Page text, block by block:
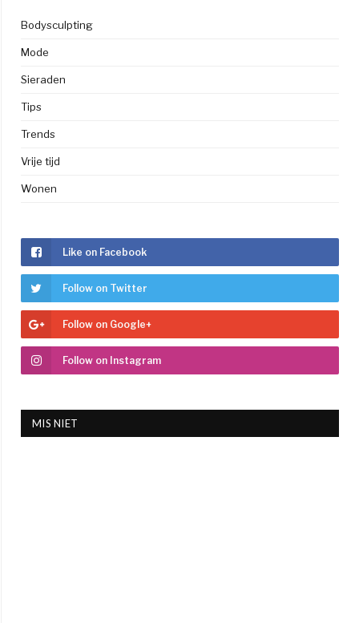
Bodysculpting
Mode
Sieraden
Tips
Trends
Vrije tijd
Wonen
Like on Facebook
Follow on Twitter
Follow on Google+
Follow on Instagram
MIS NIET